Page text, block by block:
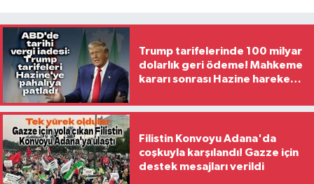
Trump tarifelerinde 100 milyar
dolarlık geri ödeme! Mahkeme
kararı sonrası Hazine harekete
Filistin Konvoyu Adana'da
coşkuyla karşılandı! Gazze için
destek mesajları verildi